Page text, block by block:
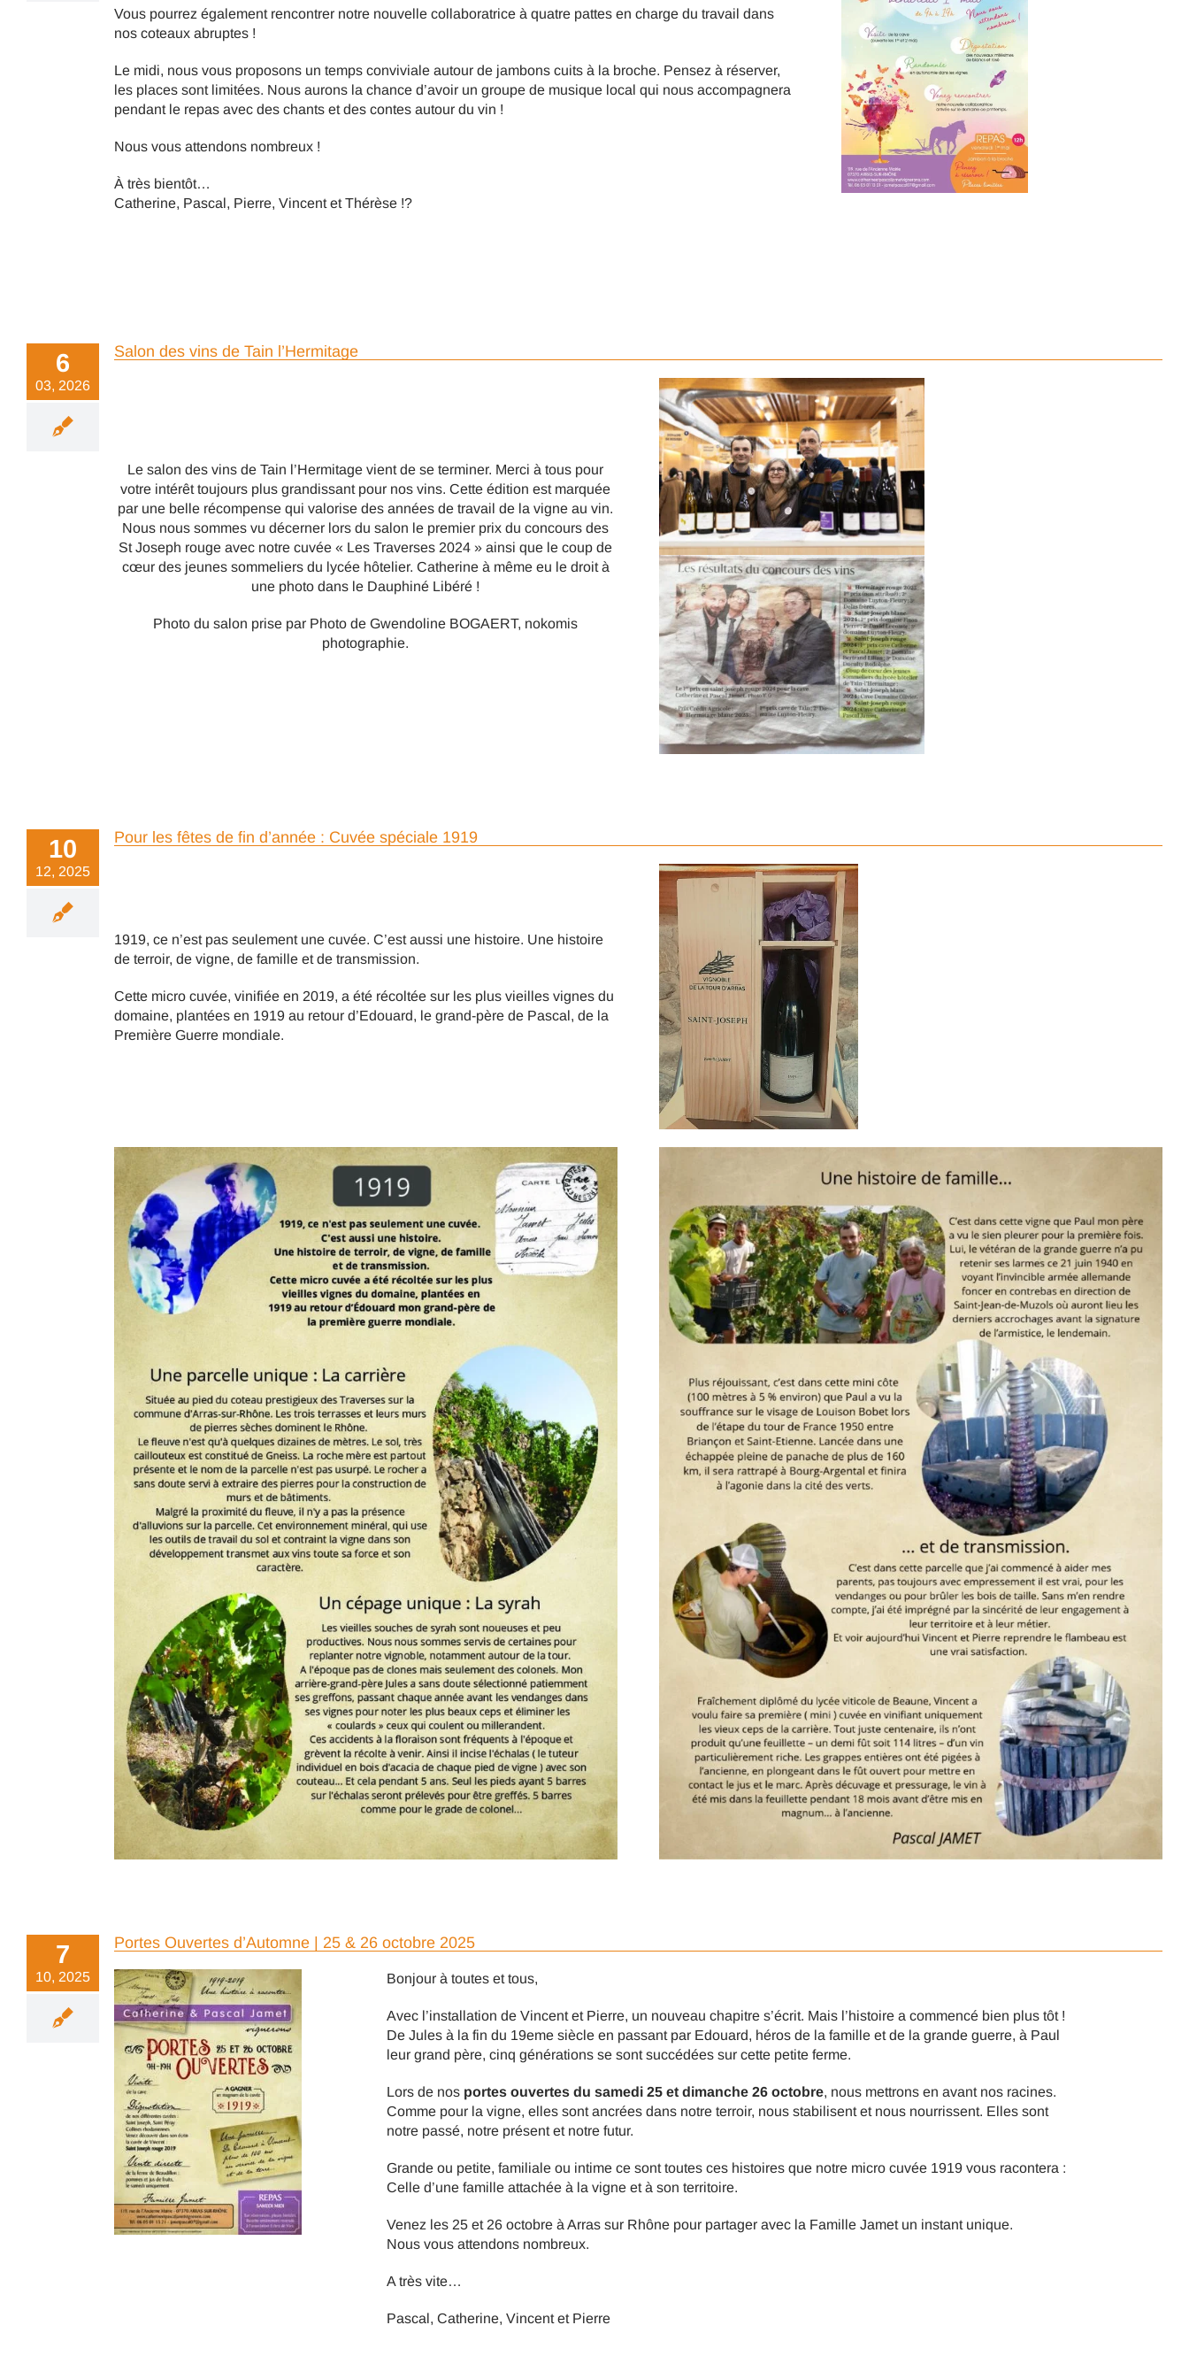
Vous pourrez également rencontrer notre nouvelle collaboratrice à quatre pattes en charge du travail dans
nos coteaux abruptes !
Le midi, nous vous proposons un temps conviviale autour de jambons cuits à la broche. Pensez à réserver,
les places sont limitées. Nous aurons la chance d’avoir un groupe de musique local qui nous accompagnera
pendant le repas avec des chants et des contes autour du vin !
Nous vous attendons nombreux !
À très bientôt…
Catherine, Pascal, Pierre, Vincent et Thérèse !?
6
03, 2026
Salon des vins de Tain l’Hermitage
Le salon des vins de Tain l’Hermitage vient de se terminer. Merci à tous pour
votre intérêt toujours plus grandissant pour nos vins. Cette édition est marquée
par une belle récompense qui valorise des années de travail de la vigne au vin.
Nous nous sommes vu décerner lors du salon le premier prix du concours des
St Joseph rouge avec notre cuvée « Les Traverses 2024 » ainsi que le coup de
cœur des jeunes sommeliers du lycée hôtelier. Catherine à même eu le droit à
une photo dans le Dauphiné Libéré !
Photo du salon prise par Photo de Gwendoline BOGAERT, nokomis
photographie.
10
12, 2025
Pour les fêtes de fin d’année : Cuvée spéciale 1919
1919, ce n’est pas seulement une cuvée. C’est aussi une histoire. Une histoire
de terroir, de vigne, de famille et de transmission.
Cette micro cuvée, vinifiée en 2019, a été récoltée sur les plus vieilles vignes du
domaine, plantées en 1919 au retour d’Edouard, le grand-père de Pascal, de la
Première Guerre mondiale.
7
10, 2025
Portes Ouvertes d’Automne | 25 & 26 octobre 2025
Bonjour à toutes et tous,
Avec l’installation de Vincent et Pierre, un nouveau chapitre s’écrit. Mais l’histoire a commencé bien plus tôt !
De Jules à la fin du 19eme siècle en passant par Edouard, héros de la famille et de la grande guerre, à Paul
leur grand père, cinq générations se sont succédées sur cette petite ferme.
Lors de nos portes ouvertes du samedi 25 et dimanche 26 octobre, nous mettrons en avant nos racines.
Comme pour la vigne, elles sont ancrées dans notre terroir, nous stabilisent et nous nourrissent. Elles sont
notre passé, notre présent et notre futur.
Grande ou petite, familiale ou intime ce sont toutes ces histoires que notre micro cuvée 1919 vous racontera :
Celle d’une famille attachée à la vigne et à son territoire.
Venez les 25 et 26 octobre à Arras sur Rhône pour partager avec la Famille Jamet un instant unique.
Nous vous attendons nombreux.
A très vite…
Pascal, Catherine, Vincent et Pierre